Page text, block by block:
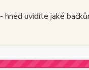
uvidíte jaké